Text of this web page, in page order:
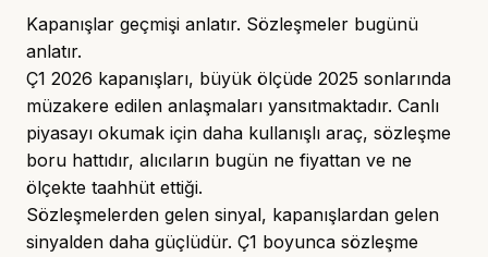
Kapanışlar geçmişi anlatır. Sözleşmeler bugünü
anlatır.
Ç1 2026 kapanışları, büyük ölçüde 2025 sonlarında
müzakere edilen anlaşmaları yansıtmaktadır. Canlı
piyasayı okumak için daha kullanışlı araç, sözleşme
boru hattıdır, alıcıların bugün ne fiyattan ve ne
ölçekte taahhüt ettiği.
Sözleşmelerden gelen sinyal, kapanışlardan gelen
sinyalden daha güçlüdür. Ç1 boyunca sözleşme